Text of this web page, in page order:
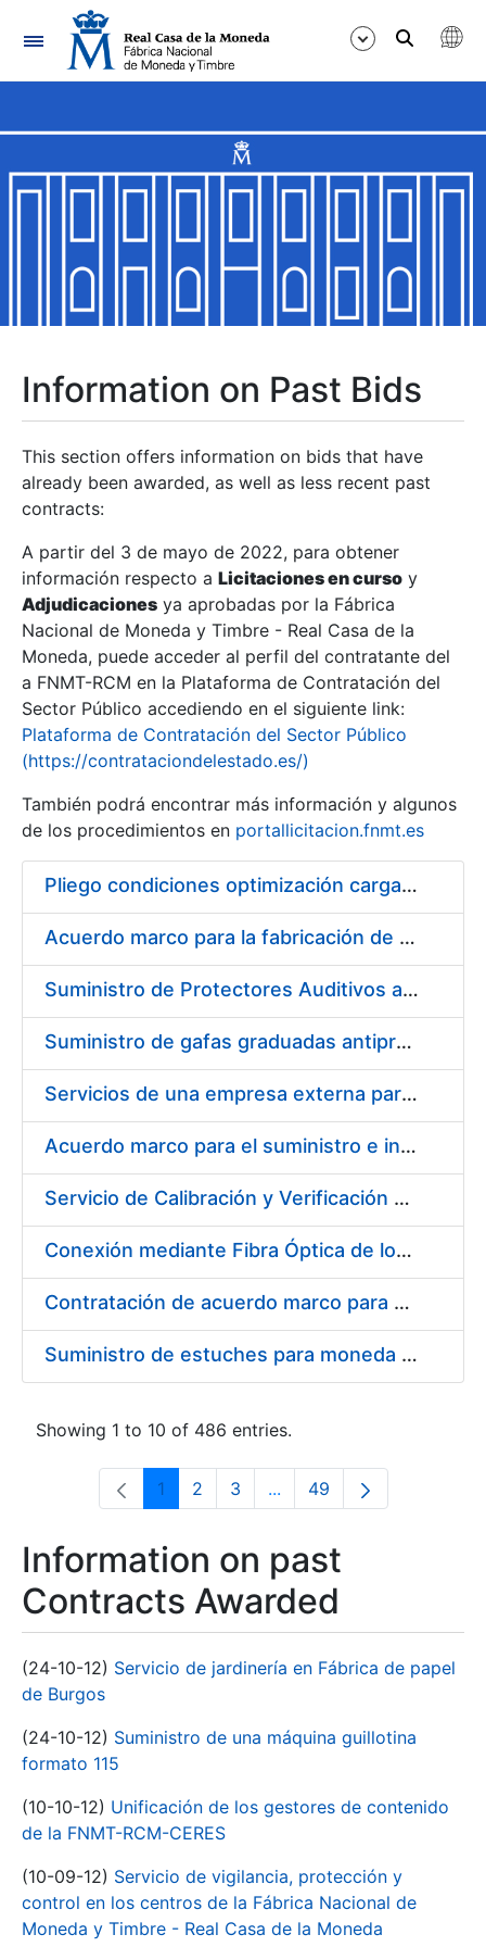
Navigation
Show/Hide
Show/Hide
Show/Hide
Show/Hide
Show/Hide
Show/Hide
Information on Past Bids
This section offers information on bids that have
already been awarded, as well as less recent past
contracts:
A partir del 3 de mayo de 2022, para obtener
información respecto a Licitaciones en curso y
Adjudicaciones ya aprobadas por la Fábrica
Nacional de Moneda y Timbre - Real Casa de la
Moneda, puede acceder al perfil del contratante del
a FNMT-RCM en la Plataforma de Contratación del
Sector Público accediendo en el siguiente link:
Plataforma de Contratación del Sector Público
(https://contrataciondelestado.es/)
También podrá encontrar más información y algunos
de los procedimientos en portallicitacion.fnmt.es
Pliego condiciones optimización cargas compras firmado
Acuerdo marco para la fabricación de piezas
Suministro de Protectores Auditivos a medida para las personas trabajadoras de los Centros de Trabajo de Madrid y Burgos
Suministro de gafas graduadas antiproyecciones para los trabajadores de la FNMT-RCM en los centros de trabajo de Madrid y Burgos
Servicios de una empresa externa para el asesoramiento y resolución de los recursos de alzada que se presentan relacionados con procesos de selección para la FNMT-RCM
Acuerdo marco para el suministro e instalación de persianas, estores y otros complementos
Servicio de Calibración y Verificación Externa de los Equipos de Medición del Servicio de Prevención de la FNMT-RCM
Conexión mediante Fibra Óptica de los Centros de Proceso de Datos (CPDs) de las sedes de la FNMT-RCM de Burgos y Madrid
Contratación de acuerdo marco para el Suministro de Material de Electricidad para la Fábrica Nacional de Moneda y Timbre-Real Casa de la Moneda en su centro de trabajo de Burgos
Suministro de estuches para moneda de 30 €
Showing 1 to 10 of 486 entries.
Page
1 Page
2 Page
3 ...Intermediate Pages Use
Page
49
Information on past
Contracts Awarded
(24-10-12) Servicio de jardinería en Fábrica de papel
de Burgos
(24-10-12) Suministro de una máquina guillotina
formato 115
(10-10-12) Unificación de los gestores de contenido
de la FNMT-RCM-CERES
(10-09-12) Servicio de vigilancia, protección y
control en los centros de la Fábrica Nacional de
Moneda y Timbre - Real Casa de la Moneda